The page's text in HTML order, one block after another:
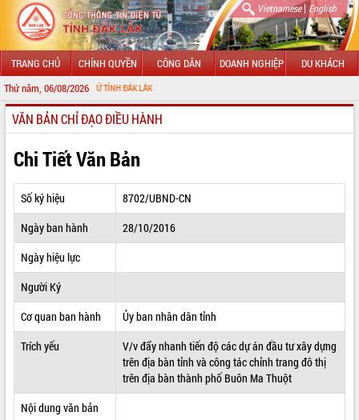
Vietnamese| English
TRANG CHỦ CHÍNH QUYỀN CÔNG DÂN DOANH NGHIỆP DU KHÁCH
Thứ năm, 06/08/2026
TIN ĐIỆN TỬ TỈNH ĐẮK LẮK
GIỚI THIỆU
LÃNH ĐẠO UBND TỈNH
TIN TỨC SỰ KIỆN
SỞ, BAN, NGÀNH
THÔNG TIN CHỈ ĐẠO ĐIỀU HÀNH
HỆ THỐNG VĂN BẢN
VĂN BẢN HĐND TỈNH
QUY HOẠCH - KẾ HOẠCH
VĂN BẢN CHỈ ĐẠO ĐIỀU HÀNH
Chi Tiết Văn Bản
Số ký hiệu
8702/UBND-CN
Ngày ban hành
28/10/2016
Ngày hiệu lực
Người Ký
Cơ quan ban hành
Ủy ban nhân dân tỉnh
Trích yếu
V/v đẩy nhanh tiến độ các dự án đầu tư xây dựng
trên địa bàn tỉnh và công tác chỉnh trang đô thị
trên địa bàn thành phố Buôn Ma Thuột
Nội dung văn bản